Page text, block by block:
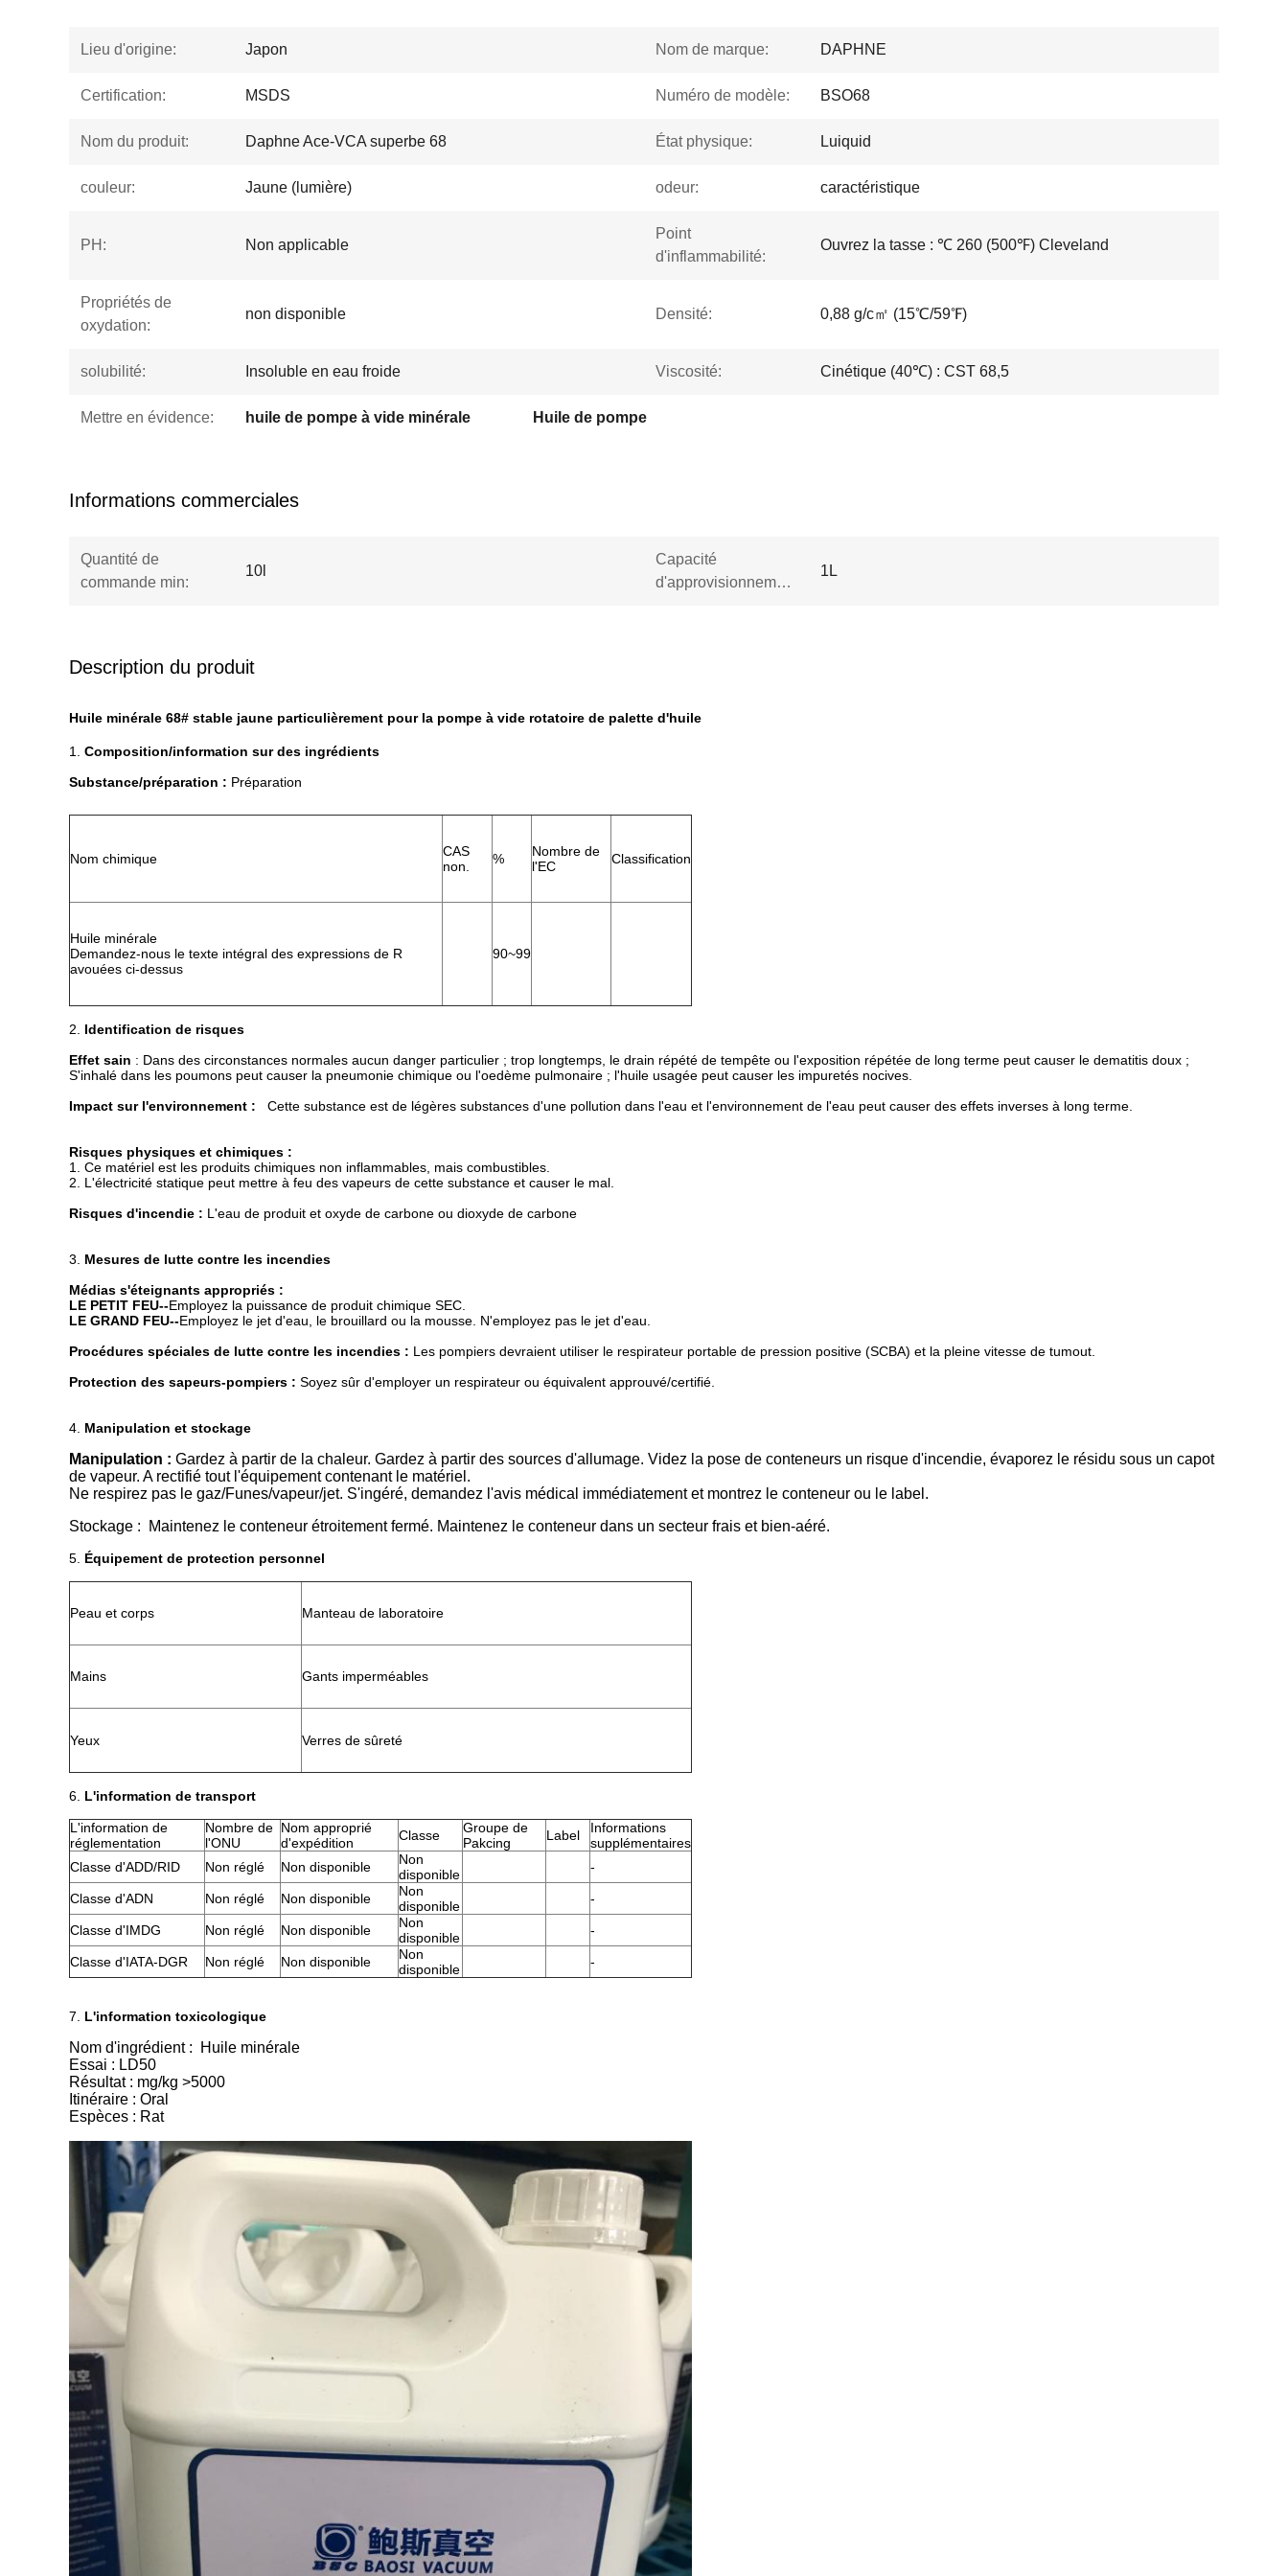
Lieu d'origine: Japon Nom de marque: DAPHNE
Certification: MSDS Numéro de modèle: BSO68
Nom du produit: Daphne Ace-VCA superbe 68 État physique: Luiquid
couleur: Jaune (lumière) odeur: caractéristique
PH: Non applicable
Point
d'inflammabilité:
Ouvrez la tasse : ℃ 260 (500℉) Cleveland
Propriétés de
oxydation:
non disponible Densité: 0,88 g/c㎡ (15℃/59℉)
solubilité: Insoluble en eau froide Viscosité: Cinétique (40℃) : CST 68,5
Mettre en évidence: huile de pompe à vide minérale Huile de pompe
Informations commerciales
Quantité de
commande min:
10l
Capacité
d'approvisionnement:
1L
Description du produit
Huile minérale 68# stable jaune particulièrement pour la pompe à vide rotatoire de palette d'huile
1. Composition/information sur des ingrédients
Substance/préparation : Préparation
Nom chimique
CAS
non.
%
Nombre de
l'EC
Classification
Huile minérale
Demandez-nous le texte intégral des expressions de R
avouées ci-dessus
90~99
2. Identification de risques
Effet sain : Dans des circonstances normales aucun danger particulier ; trop longtemps, le drain répété de tempête ou l'exposition répétée de long terme peut causer le dematitis doux ;
S'inhalé dans les poumons peut causer la pneumonie chimique ou l'oedème pulmonaire ; l'huile usagée peut causer les impuretés nocives.
Impact sur l'environnement : Cette substance est de légères substances d'une pollution dans l'eau et l'environnement de l'eau peut causer des effets inverses à long terme.
Risques physiques et chimiques :
1. Ce matériel est les produits chimiques non inflammables, mais combustibles.
2. L'électricité statique peut mettre à feu des vapeurs de cette substance et causer le mal.
Risques d'incendie : L'eau de produit et oxyde de carbone ou dioxyde de carbone
3. Mesures de lutte contre les incendies
Médias s'éteignants appropriés :
LE PETIT FEU--Employez la puissance de produit chimique SEC.
LE GRAND FEU--Employez le jet d'eau, le brouillard ou la mousse. N'employez pas le jet d'eau.
Procédures spéciales de lutte contre les incendies : Les pompiers devraient utiliser le respirateur portable de pression positive (SCBA) et la pleine vitesse de tumout.
Protection des sapeurs-pompiers : Soyez sûr d'employer un respirateur ou équivalent approuvé/certifié.
4. Manipulation et stockage
Manipulation : Gardez à partir de la chaleur. Gardez à partir des sources d'allumage. Videz la pose de conteneurs un risque d'incendie, évaporez le résidu sous un capot
de vapeur. A rectifié tout l'équipement contenant le matériel.
Ne respirez pas le gaz/Funes/vapeur/jet. S'ingéré, demandez l'avis médical immédiatement et montrez le conteneur ou le label.
Stockage : Maintenez le conteneur étroitement fermé. Maintenez le conteneur dans un secteur frais et bien-aéré.
5. Équipement de protection personnel
Peau et corps Manteau de laboratoire
Mains Gants imperméables
Yeux Verres de sûreté
6. L'information de transport
L'information de
réglementation
Nombre de
l'ONU
Nom approprié
d'expédition
Classe
Groupe de
Pakcing
Label
Informations
supplémentaires
Classe d'ADD/RID
Non réglé Non disponible
Non
disponible
-
Classe d'ADN Non réglé Non disponible
Non
disponible
-
Classe d'IMDG Non réglé Non disponible
Non
disponible
-
Classe d'IATA-DGR Non réglé Non disponible
Non
disponible
-
7. L'information toxicologique
Nom d'ingrédient : Huile minérale
Essai : LD50
Résultat : mg/kg >5000
Itinéraire : Oral
Espèces : Rat